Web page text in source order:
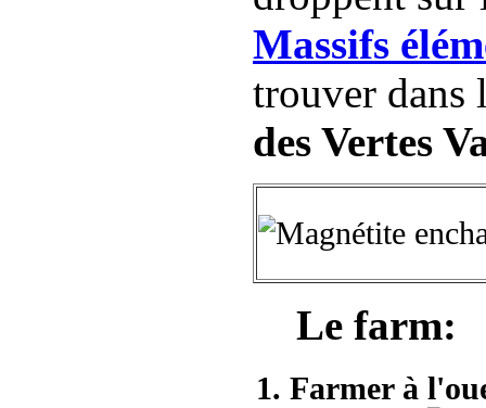
Massifs
trouver dans
des Vertes
Le farm:
1. Farmer à